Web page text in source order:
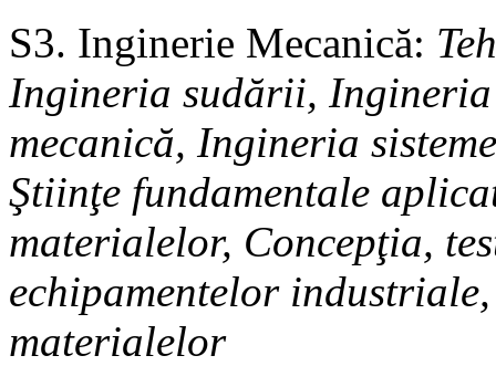
S3. Inginerie Mecanică:
Ingineria sudării,
mecanică, Ingineria
Ştiinţe fundamentale
materialelor, Concepţia,
echipamentelor
materialelor